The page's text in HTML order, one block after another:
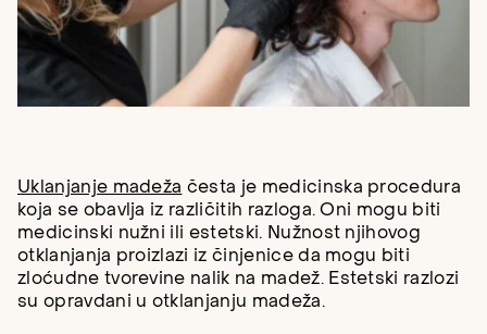
Uklanjanje madeža česta je medicinska procedura
koja se obavlja iz različitih razloga. Oni mogu biti
medicinski nužni ili estetski. Nužnost njihovog
otklanjanja proizlazi iz činjenice da mogu biti
zloćudne tvorevine nalik na madež. Estetski razlozi
su opravdani u otklanjanju madeža.